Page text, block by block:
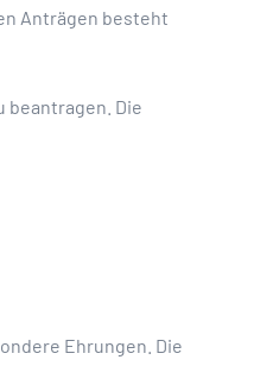
Anträgen besteht
beantragen. Die
Ehrungen. Die